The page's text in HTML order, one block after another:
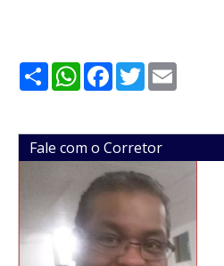
ShareWhatsApp
Facebook
Twitter
Fale com o Corretor